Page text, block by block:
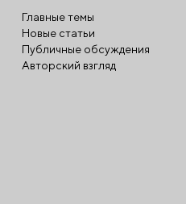
Главные темы
Новые статьи
Публичные обсуждения
Авторский взгляд